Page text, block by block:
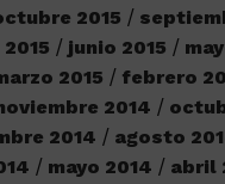
2015
junio 2015
2015 febrero
2014
2014
agosto
mayo 2014 abril